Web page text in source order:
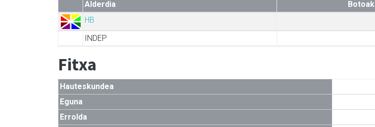
Alderdia Botoak
HB
INDEP
Fitxa
Hauteskundea
Eguna
Errolda